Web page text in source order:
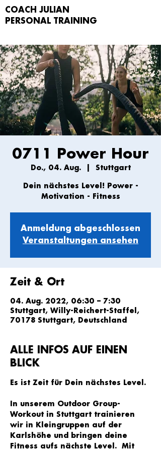
COACH JULIAN
PERSONAL TRAIN
ING
0711 Power Hour
Do., 04. Aug.
  |
Stuttgart
Dein nächstes Level! Power -
Anmeldung abgeschlossen
Veranstaltungen ansehen
Zeit & Ort
04. Aug. 2022, 06:30 – 7:30
Stuttgart, Willy-Reichert-Staffel,
70178 Stuttgart, Deutschland
ALLE INFOS AUF EINEN
BLICK
Es ist Zeit für Dein nächstes Level.
In unserem Outdoor Group-
Workout in Stuttgart trainieren
wir in Kleingruppen auf der
Karlshöhe und bringen deine
Fitness aufs nächste Level.  Mit